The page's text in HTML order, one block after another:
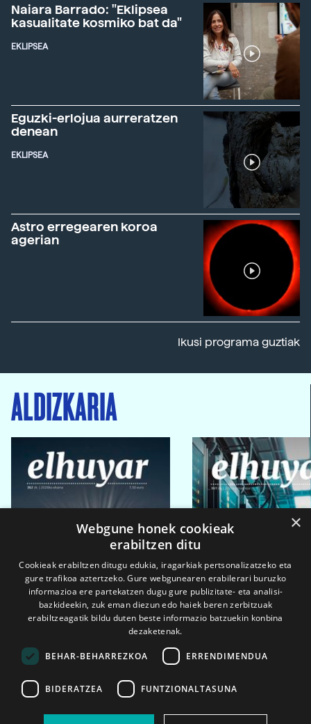
Naiara Barrado: "Eklipsea
kasualitate kosmiko bat da"
EKLIPSEA
Eguzki-erlojua aurreratzen
denean
EKLIPSEA
Astro erregearen koroa
agerian
Ikusi programa guztiak
ALDIZKARIA
2026ko eka. 1a 2026ko mar. 1a
×
Webgune honek cookieak
erabiltzen ditu
Cookieak erabiltzen ditugu edukia, iragarkiak pertsonalizatzeko eta
gure trafikoa aztertzeko. Gure webgunearen erabilerari buruzko
informazioa ere partekatzen dugu gure publizitate- eta analisi-
bazkideekin, zuk eman diezun edo haiek beren zerbitzuak
erabiltzeagatik bildu duten beste informazio batzuekin konbina
dezaketenak.
BEHAR-BEHARREZKOA ERRENDIMENDUA
BIDERATZEA FUNTZIONALTASUNA